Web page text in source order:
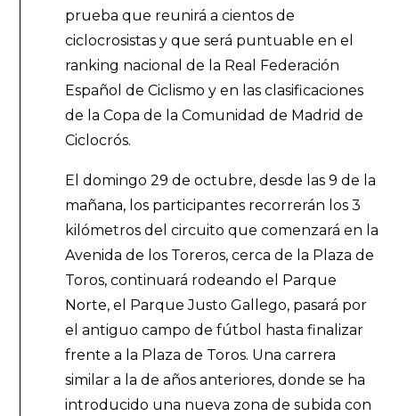
prueba que reunirá a cientos de
ciclocrosistas y que será puntuable en el
ranking nacional de la Real Federación
Español de Ciclismo y en las clasificaciones
de la Copa de la Comunidad de Madrid de
Ciclocrós.
El domingo 29 de octubre, desde las 9 de la
mañana, los participantes recorrerán los 3
kilómetros del circuito que comenzará en la
Avenida de los Toreros, cerca de la Plaza de
Toros, continuará rodeando el Parque
Norte, el Parque Justo Gallego, pasará por
el antiguo campo de fútbol hasta finalizar
frente a la Plaza de Toros. Una carrera
similar a la de años anteriores, donde se ha
introducido una nueva zona de subida con